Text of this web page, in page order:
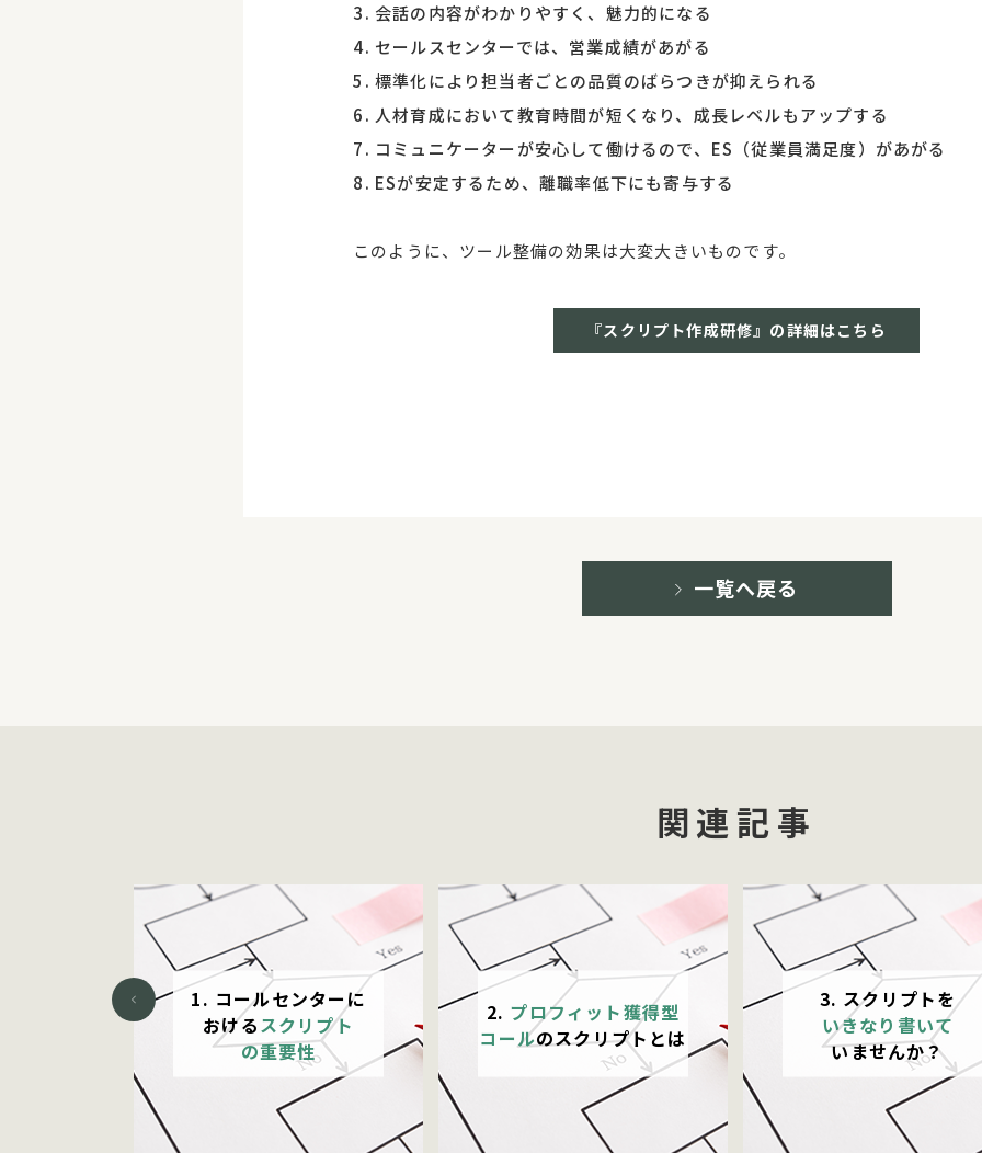
会話の内容がわかりやすく、魅力的になる
セールスセンターでは、営業成績があがる
標準化により担当者ごとの品質のばらつきが抑えられる
人材育成において教育時間が短くなり、成長レベルもアップする
コミュニケーターが安心して働けるので、ES（従業員満足度）があがる
ESが安定するため、離職率低下にも寄与する
このように、ツール整備の効果は大変大きいものです。
『スクリプト作成研修』の詳細はこちら
一覧へ戻る
関連記事
1. コールセンターに
おけるスクリプト
の重要性
2. プロフィット獲得型
コールのスクリプトとは
3. スクリプトを
いきなり書いて
いませんか？